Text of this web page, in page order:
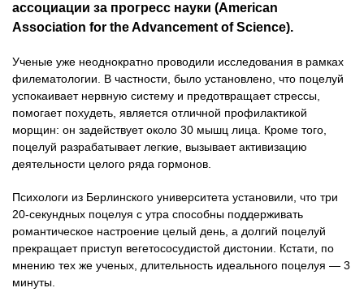
ассоциации за прогресс науки (American
Association for the Advancement of Science).
Ученые уже неоднократно проводили исследования в рамках
филематологии. В частности, было установлено, что поцелуй
успокаивает нервную систему и предотвращает стрессы,
помогает похудеть, является отличной профилактикой
морщин: он задействует около 30 мышц лица. Кроме того,
поцелуй разрабатывает легкие, вызывает активизацию
деятельности целого ряда гормонов.
Психологи из Берлинского университета установили, что три
20-секундных поцелуя с утра способны поддерживать
романтическое настроение целый день, а долгий поцелуй
прекращает приступ вегетососудистой дистонии. Кстати, по
мнению тех же ученых, длительность идеального поцелуя — 3
минуты.